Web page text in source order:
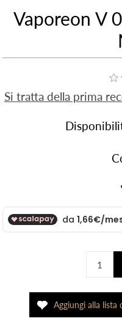
Vaporeon V
Si tratta della prima